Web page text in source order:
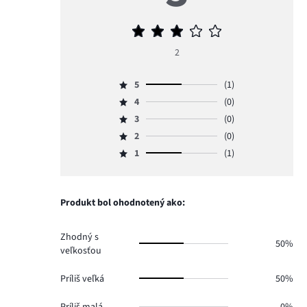
Priemerné
3
2
Hodnotenie
5,
počet
hlasov
5
(1)
Hodnotenie
4,
počet
hlasov
4
(0)
Hodnotenie
3,
počet
3
(0)
Hodnotenie
2,
0.
2
(0)
Hodnotenie
hlasov
1 (1)
Produkt bol ohodnotený ako:
Zhodný s
veľkosťou
50%
Príliš veľká 50%